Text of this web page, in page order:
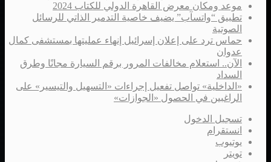
موعد ومكان معرض القاهرة الدولي للكتاب 2024
تطبيق “واتسآب” يضيف خاصية التدمير الذاتي للرسائل
الصوتية
حماس ترد على إعلان إسرائيل إنهاء عمليتها بمستشفى كمال
عدوان
الآن.. استعلام مخالفات المرور برقم السيارة مجانًا وطرق
السداد
«الداخلية» تواصل تفعيل إجراءات «التسهيل والتيسير» على
الراغبين في الحصول «الجوازات»
تسجيل الدخول
انستقرام
يوتيوب
تويتر